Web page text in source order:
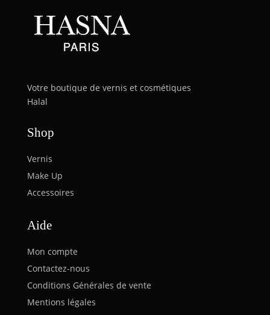
Votre boutique de vernis et cosmétiques
Halal
Shop
Vernis
Make Up
Accessoires
Aide
Mon compte
Contactez-nous
Conditions Générales de vente
Mentions légales